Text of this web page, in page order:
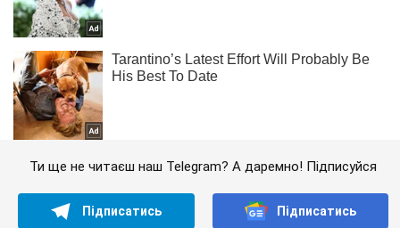
Ти ще не читаєш наш Telegram? А даремно! Підписуйся
Підписатись Підписатись